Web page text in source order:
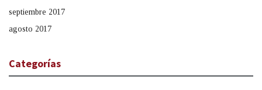
septiembre 2017
agosto 2017
Categorías